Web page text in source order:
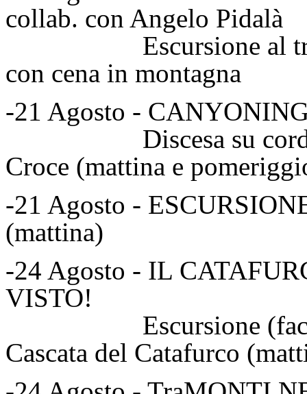
collab. con Angelo Pidalà
Escursione al
con cena in montagna
-21 Agosto -
Discesa su corda
Croce (mattina e
-21 Agosto -
(mattina)
-24 Agosto - IL
VISTO!
Escursione
Cascata del Catafurco